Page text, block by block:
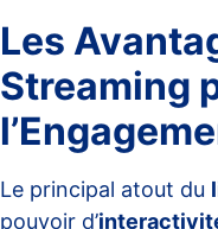
Les
Streaming
Le principal atout du
pouvoir d’